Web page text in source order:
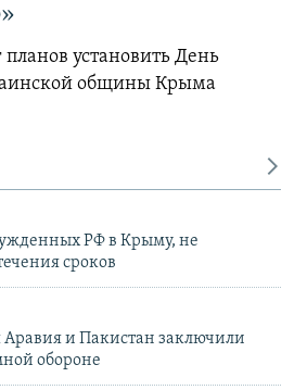
планов установить День
общины Крыма
РФ в Крыму, не
сроков
Аравия и Пакистан заключили
обороне